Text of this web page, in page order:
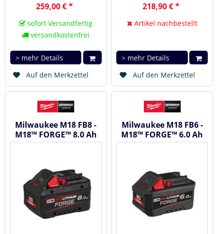
259,00 € *
sofort Versandfertig
versandkostenfrei
> mehr Details
Auf den Merkzettel
218,90 € *
Artikel nachbestellt
> mehr Details
Auf den Merkzettel
Milwaukee M18 FB8 -
M18™ FORGE™ 8.0 Ah
Akku #4932492131
Milwaukee M18 FB6 -
M18™ FORGE™ 6.0 Ah
Akku #4932492533